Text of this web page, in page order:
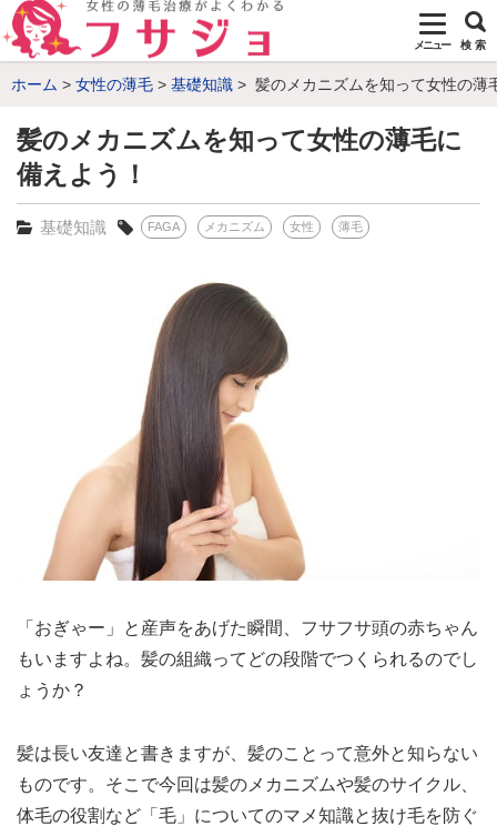
メニュー 検 索
ホーム 女性の薄毛 基礎知識 髪のメカニズムを知って女性の薄
髪のメカニズムを知って女性の薄毛に
備えよう！
基礎知識 FAGA メカニズム 女性 薄毛
「おぎゃー」と産声をあげた瞬間、フサフサ頭の赤ちゃん
もいますよね。髪の組織ってどの段階でつくられるのでし
ょうか？
髪は長い友達と書きますが、髪のことって意外と知らない
ものです。そこで今回は髪のメカニズムや髪のサイクル、
体毛の役割など「毛」についてのマメ知識と抜け毛を防ぐ